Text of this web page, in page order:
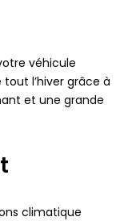
véhicule
l’hiver grâce à
et une grande
climatique